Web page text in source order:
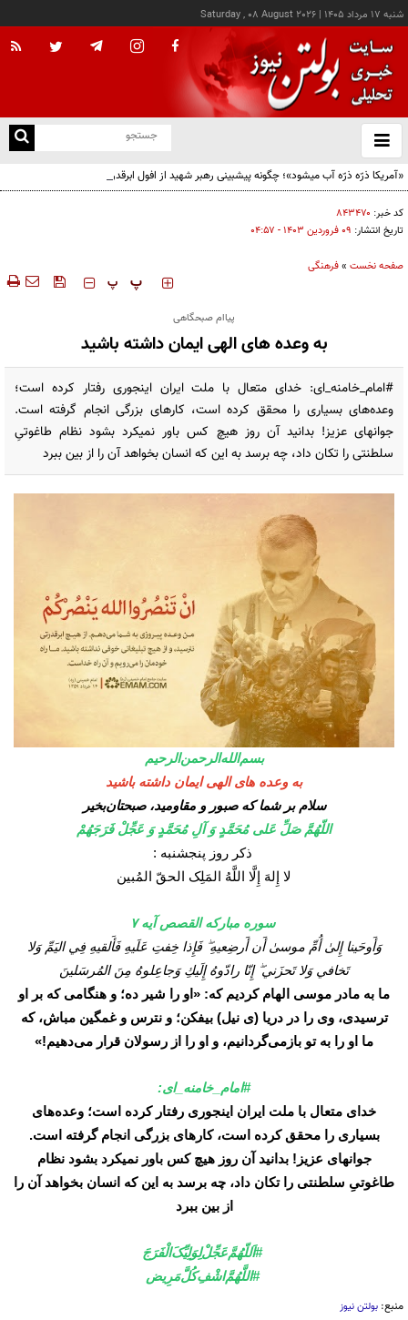
شنبه ۱۷ مرداد ۱۴۰۵ |
Saturday , 08 August 2026
باز
و
«آمریکا ذرّه ذرّه آب میشود»؛ چگونه پیشبینی رهبر شهید از افول ابرقدرت به حقیقت پیوست؟
کد خبر: ۸۴۳۴۷۰
تاریخ انتشار: ۰۹ فروردين ۱۴۰۳ - ۰۴:۵۷
صفحه نخست »فرهنگی
‍‍‍ پ پ
پیاام صبحگاهی
به وعده های الهی ایمان داشته باشید
#امام_خامنه_ای: خدای متعال با ملت ایران اینجوری رفتار کرده است؛
وعده‌های بسیاری را محقق کرده است، کارهای بزرگی انجام گرفته است.
جوانهای عزیز! بدانید آن روز هیچ کس باور نمیکرد بشود نظام طاغوتیِ
سلطنتی را تکان داد، چه برسد به این که انسان بخواهد آن را از بین ببرد
بسم‌الله‌الرحمن‌الرحیم
به وعده های الهی ایمان داشته باشید
سلام‌ بر شما که صبور و مقاومید، صبحتان‌بخیر
اللّهُمَّ صَلِّ عَلی مُحَمَّدٍ وَ آلِ مُحَمَّدٍ وَ عَجِّلْ فَرَجَهُمْ
ذکر روز پنجشنبه :
لا إِلهَ إِلَّا اللَّهُ المَلِک الحقّ المُبین
سوره مبارکه القصص آیه ۷
وَأَوحَينا إِلىٰ أُمِّ موسىٰ أَن أَرضِعيهِ ۖ فَإِذا خِفتِ عَلَيهِ فَأَلقيهِ فِي اليَمِّ وَلا
تَخافي وَلا تَحزَني ۖ إِنّا رادّوهُ إِلَيكِ وَجاعِلوهُ مِنَ المُرسَلينَ
ما به مادر موسی الهام کردیم که: «او را شیر ده؛ و هنگامی که بر او
ترسیدی، وی را در دریا (ی نیل) بیفکن؛ و نترس و غمگین مباش، که
ما او را به تو بازمی‌گردانیم، و او را از رسولان قرار می‌دهیم!»
#امام_خامنه_ای:
خدای متعال با ملت ایران اینجوری رفتار کرده است؛ وعده‌های
بسیاری را محقق کرده است، کارهای بزرگی انجام گرفته است.
جوانهای عزیز! بدانید آن روز هیچ کس باور نمیکرد بشود نظام
طاغوتیِ سلطنتی را تکان داد، چه برسد به این که انسان بخواهد آن را
از بین ببرد
#اَللّهُمَّ‌عَجِّلْ‌لِوَلِيِّکَ‌الْفَرَجَ
#اللَّهُمَّ‌اشْفِ‌کُلَّ‌مَرِیض
منبع: بولتن نیوز